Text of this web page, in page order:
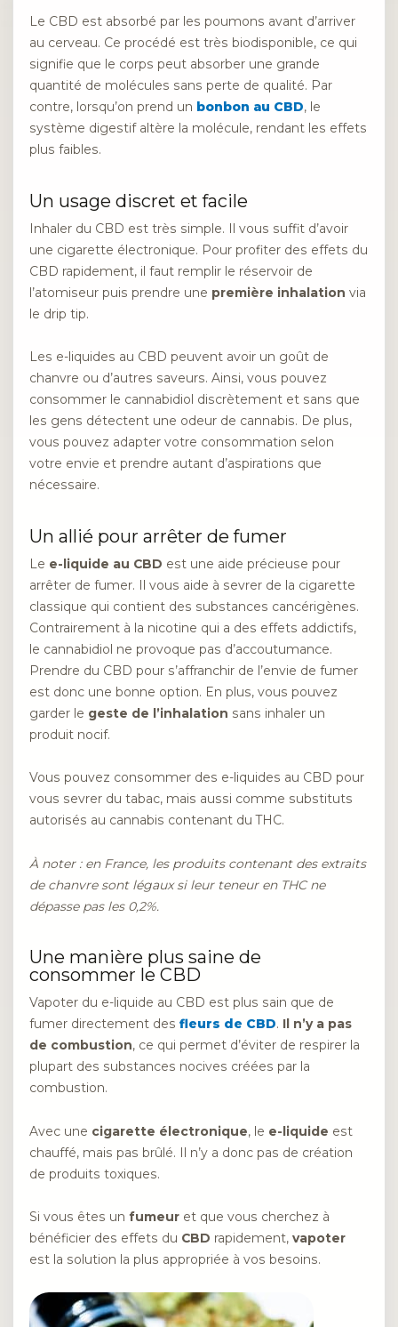
Le CBD est absorbé par les poumons avant d’arriver
au cerveau. Ce procédé est très biodisponible, ce qui
signifie que le corps peut absorber une grande
quantité de molécules sans perte de qualité. Par
contre, lorsqu’on prend un bonbon au CBD, le
système digestif altère la molécule, rendant les effets
plus faibles.
Un usage discret et facile
Inhaler du CBD est très simple. Il vous suffit d’avoir
une cigarette électronique. Pour profiter des effets du
CBD rapidement, il faut remplir le réservoir de
l’atomiseur puis prendre une première inhalation via
le drip tip.
Les e-liquides au CBD peuvent avoir un goût de
chanvre ou d’autres saveurs. Ainsi, vous pouvez
consommer le cannabidiol discrètement et sans que
les gens détectent une odeur de cannabis. De plus,
vous pouvez adapter votre consommation selon
votre envie et prendre autant d’aspirations que
nécessaire.
Un allié pour arrêter de fumer
Le e-liquide au CBD est une aide précieuse pour
arrêter de fumer. Il vous aide à sevrer de la cigarette
classique qui contient des substances cancérigènes.
Contrairement à la nicotine qui a des effets addictifs,
le cannabidiol ne provoque pas d’accoutumance.
Prendre du CBD pour s’affranchir de l’envie de fumer
est donc une bonne option. En plus, vous pouvez
garder le geste de l’inhalation sans inhaler un
produit nocif.
Vous pouvez consommer des e-liquides au CBD pour
vous sevrer du tabac, mais aussi comme substituts
autorisés au cannabis contenant du THC.
À noter : en France, les produits contenant des extraits
de chanvre sont légaux si leur teneur en THC ne
dépasse pas les 0,2%.
Une manière plus saine de
consommer le CBD
Vapoter du e-liquide au CBD est plus sain que de
fumer directement des fleurs de CBD. Il n’y a pas
de combustion, ce qui permet d’éviter de respirer la
plupart des substances nocives créées par la
combustion.
Avec une cigarette électronique, le e-liquide est
chauffé, mais pas brûlé. Il n’y a donc pas de création
de produits toxiques.
Si vous êtes un fumeur et que vous cherchez à
bénéficier des effets du CBD rapidement, vapoter
est la solution la plus appropriée à vos besoins.